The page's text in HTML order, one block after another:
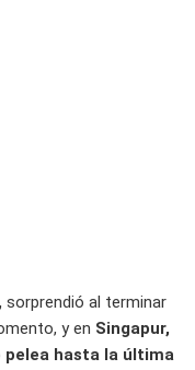
sorprendió al terminar
y en Singapur,
pelea hasta la última